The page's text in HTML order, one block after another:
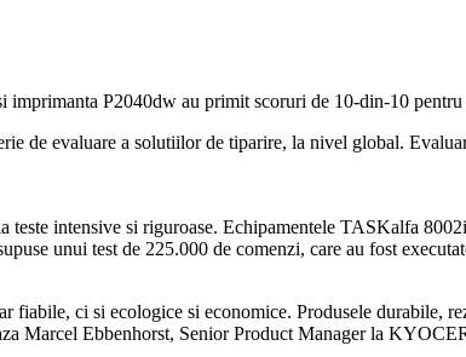
P2040dw au primit scoruri de 10-din-10
de evaluare a solutiilor de tiparire, la nivel global.
intensive si riguroase. Echipamentele TASKalfa
unui test de 225.000 de comenzi, care au fost
ci si ecologice si economice. Produsele durabile,
Marcel Ebbenhorst, Senior Product Manager la